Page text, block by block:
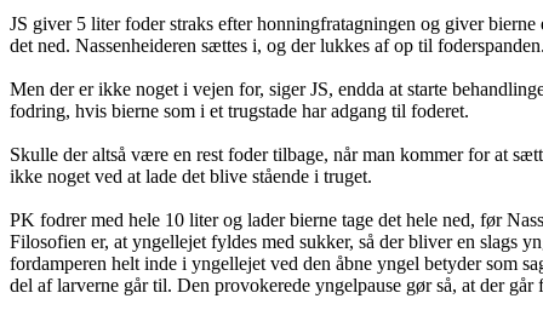
JS giver 5 liter foder straks efter honningfratagningen og giver bierne
det ned. Nassenheideren sættes i, og der lukkes af op til
Men der er ikke noget i vejen for, siger JS, endda at starte
fodring, hvis bierne som i et trugstade har adgang til foderet.
Skulle der altså være en rest foder tilbage, når man kommer for at
ikke noget ved at lade det blive stående i truget.
PK fodrer med hele 10 liter og lader bierne tage det hele ned, før
Filosofien er, at yngellejet fyldes med sukker, så der bliver en slags
fordamperen helt inde i yngellejet ved den åbne yngel betyder som
del af larverne går til. Den provokerede yngelpause gør så, at der